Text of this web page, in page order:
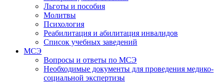
Льготы и пособия
Молитвы
Психология
Реабилитация и абилитация инвалидов
Список учебных заведений
МСЭ
Вопросы и ответы по МСЭ
Необходимые документы для проведения медико-
социальной экспертизы